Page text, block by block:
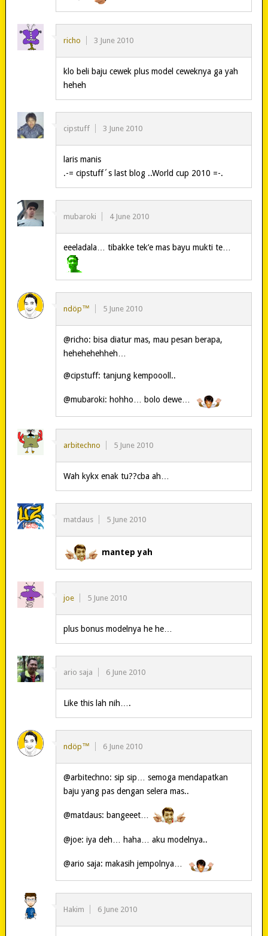
richo 3 June 2010
klo beli baju cewek plus model ceweknya ga yah
heheh
cipstuff 3 June 2010
laris manis
.-= cipstuff´s last blog ..World cup 2010 =-.
mubaroki 4 June 2010
eeeladala… tibakke tek’e mas bayu mukti te…
ndöp™ 5 June 2010
@richo: bisa diatur mas, mau pesan berapa,
hehehehehheh…
@cipstuff: tanjung kempoooll..
@mubaroki: hohho… bolo dewe…
arbitechno 5 June 2010
Wah kykx enak tu??cba ah…
matdaus 5 June 2010
mantep yah
joe 5 June 2010
plus bonus modelnya he he…
ario saja 6 June 2010
Like this lah nih….
ndöp™ 6 June 2010
@arbitechno: sip sip… semoga mendapatkan
baju yang pas dengan selera mas..
@matdaus: bangeeet…
@joe: iya deh… haha… aku modelnya..
@ario saja: makasih jempolnya…
Hakim 6 June 2010